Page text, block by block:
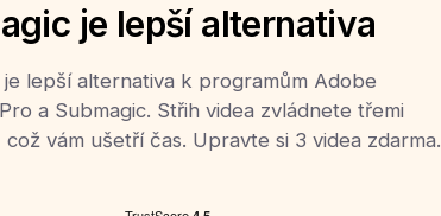
je lepší alternativa
je lepší alternativa k programům Adobe
a Submagic. Střih videa zvládnete třemi
což vám ušetří čas. Upravte si 3 videa zdarma.